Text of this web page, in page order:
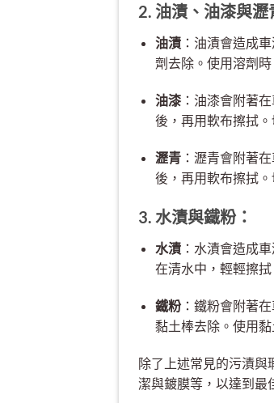
2. 油漬、油漆與瀝
油漬：油漬會造成
劑去除。使用溶劑
油漆：油漆會附著
後，再用軟布擦拭
瀝青：瀝青會附著
後，再用軟布擦拭
3. 水漬與鐵粉：
水漬：水漬會造成
在清水中，輕輕擦
鐵粉：鐵粉會附著
黏土棒去除。使用
除了上述常見的污漬與
潔與鍍膜等，以達到最